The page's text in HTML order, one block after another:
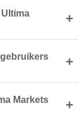
+
+
Markets
+